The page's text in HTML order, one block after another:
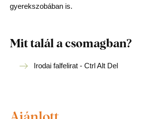
gyerekszobában is.
Mit talál a csomagban?
Irodai falfelirat - Ctrl Alt Del